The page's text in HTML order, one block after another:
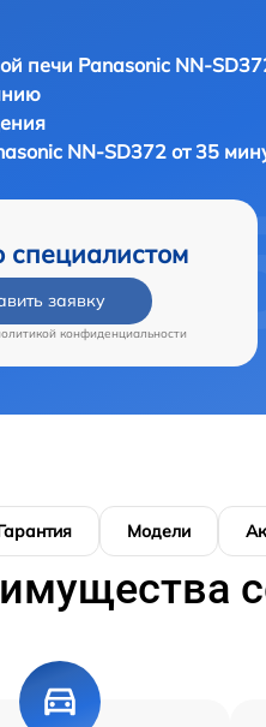
печи Panasonic NN-
NN-SD372 от 35
специалистом
заявку
конфиденциальности
Модели